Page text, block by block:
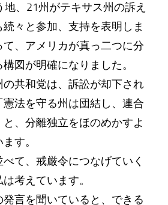
、21州がテキサス州の訴え
々と参加、支持を表明しま
て、アメリカが真っ二つに分
図が明確になりました。
共和党は、訴訟が却下され
法を守る州は団結し、連合
、分離独立をほのめかすよ
す。
て、戒厳令につなげていく
考えています。
発言を聞いていると、できる